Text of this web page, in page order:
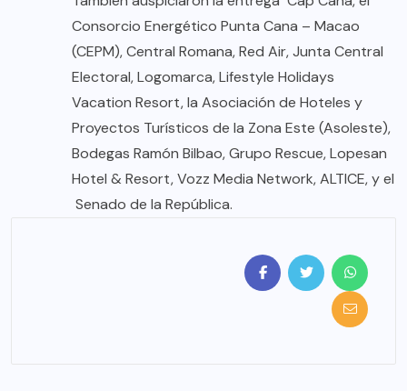
Consorcio Energético Punta Cana – Macao
(CEPM), Central Romana, Red Air, Junta Central
Electoral, Logomarca, Lifestyle Holidays
Vacation Resort, la Asociación de Hoteles y
Proyectos Turísticos de la Zona Este (Asoleste),
Bodegas Ramón Bilbao, Grupo Rescue, Lopesan
Hotel & Resort, Vozz Media Network, ALTICE, y el
Senado de la República.